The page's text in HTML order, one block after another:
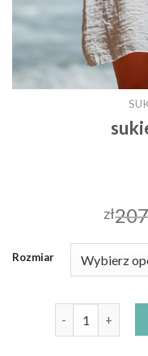
zł
Rozmiar
ilość sukienki